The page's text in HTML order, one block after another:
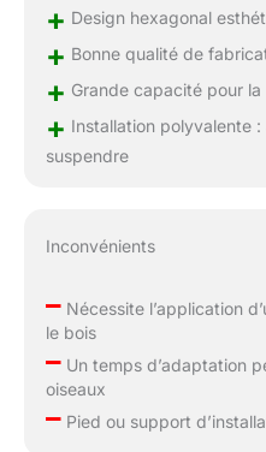
+ Design hexagonal
+ Bonne qualité de
+ Grande capacité pour la
+ Installation polyvalente
suspendre
Inconvénients
–Nécessite l’application
le bois
–Un temps d’adaptation
oiseaux
–Pied ou support